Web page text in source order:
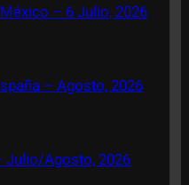
– 6 Julio, 2026
– Agosto, 2026
Julio/Agosto, 2026